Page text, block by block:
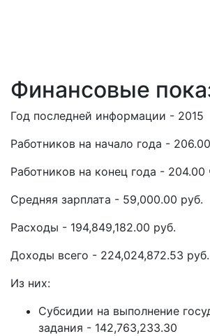
Финансовые
Год последней информации - 2015
Работников на начало года -
Работников на конец года - 204.00
Средняя зарплата - 59,000.00 руб.
Расходы - 194,849,182.00 руб.
Доходы всего - 224,024,872.53 руб.
Из них:
Субсидии на выполнение
задания - 142,763,233.30